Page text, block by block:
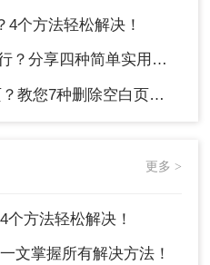
word怎么删除空白页全
有帮助到大家，还请大
个方法轻松解决！
享四种简单实用方法！
7种删除空白页的方法！
更多 >
方法轻松解决！
文掌握所有解决方法！